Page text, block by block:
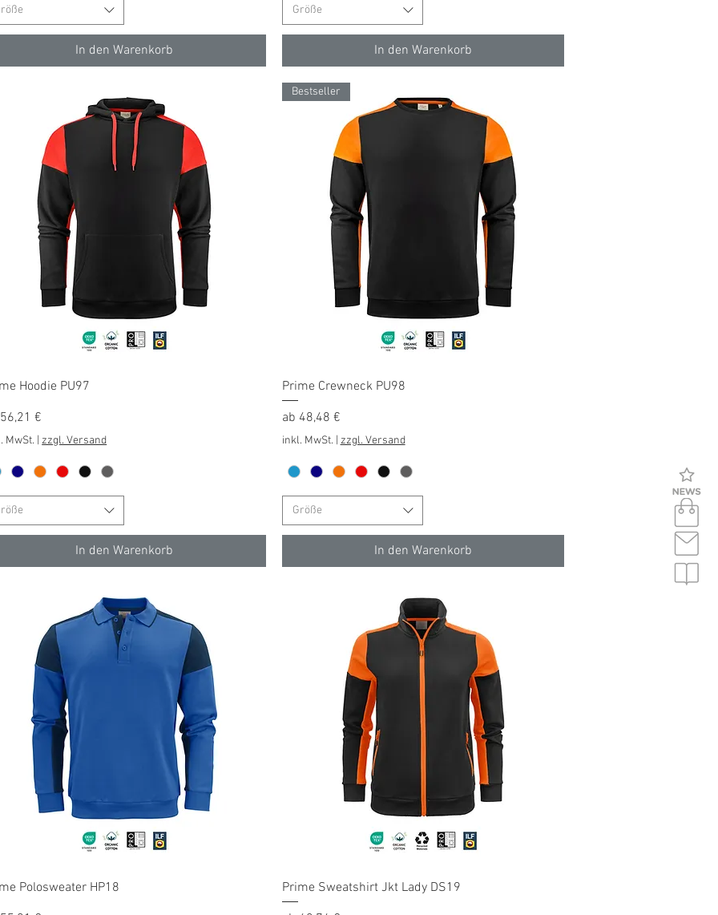
In den Warenkorb
Größe
In den Warenkorb
Schnellansicht
Hoodie PU97
56,21 €
Preis
MwSt. |zzgl. Versand
In den Warenkorb
Schnellansicht
Bestseller
Prime Crewneck PU98
ab 48,48 €
Sale-Preis
inkl. MwSt. zzgl. Versand
Größe
In den Warenkorb
Schnellansicht
Polosweater HP18
Schnellansicht
Prime Sweatshirt Jkt Lady DS19